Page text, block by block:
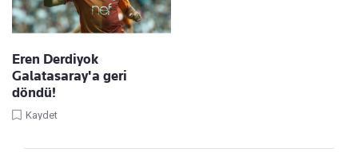
Eren Derdiyok
Galatasaray'a geri
döndü!
Kaydet